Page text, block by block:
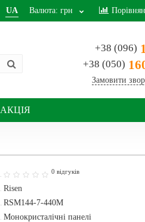
UA Валюта: грн
+38 (096)
+38 (050)
Замовити
АКЦІЯ
0 відгуків
Risen
RSM144-7-440M
Монокристалічні панелі